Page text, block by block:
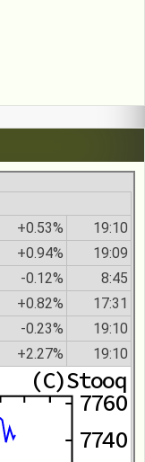
+0.53% 19:10
+0.94% 19:09
-0.12% 8:45
+0.82% 17:31
-0.23% 19:10
+2.27% 19:10